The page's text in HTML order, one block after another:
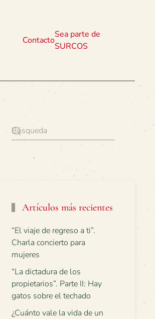
Contacto
Sea parte de
SURCOS
Artículos más recientes
“El viaje de regreso a ti”.
Charla concierto para
mujeres
“La dictadura de los
propietarios”. Parte II: Hay
gatos sobre el techado
¿Cuánto vale la vida de un